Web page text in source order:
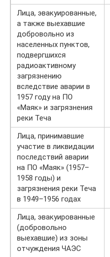
Лица, эвакуированные,
а также выехавшие
добровольно из
населенных пунктов,
подвергшихся
радиоактивному
загрязнению
вследствие аварии в
1957 году на ПО
«Маяк» и загрязнения
реки Теча
Лица, принимавшие
участие в ликвидации
последствий аварии
на ПО «Маяк» (1957–
1958 годы) и
загрязнения реки Теча
в 1949–1956 годах
Лица, эвакуированные
(добровольно
выехавшие) из зоны
отчуждения ЧАЭС